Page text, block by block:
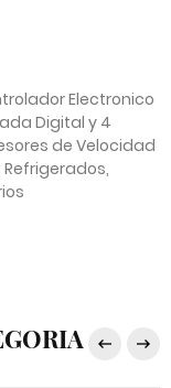
Electronico
Digital y 4
de Velocidad
Refrigerados,